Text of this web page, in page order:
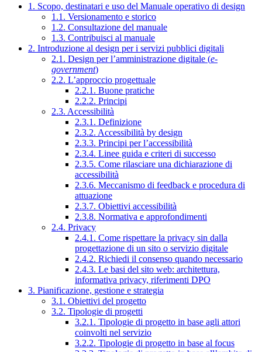
1. Scopo, destinatari e uso del Manuale operativo di design
1.1. Versionamento e storico
1.2. Consultazione del manuale
1.3. Contribuisci al manuale
2. Introduzione al design per i servizi pubblici digitali
2.1. Design per l’amministrazione digitale (e-
government)
2.2. L’approccio progettuale
2.2.1. Buone pratiche
2.2.2. Principi
2.3. Accessibilità
2.3.1. Definizione
2.3.2. Accessibilità by design
2.3.3. Principi per l’accessibilità
2.3.4. Linee guida e criteri di successo
2.3.5. Come rilasciare una dichiarazione di
accessibilità
2.3.6. Meccanismo di feedback e procedura di
attuazione
2.3.7. Obiettivi accessibilità
2.3.8. Normativa e approfondimenti
2.4. Privacy
2.4.1. Come rispettare la privacy sin dalla
progettazione di un sito o servizio digitale
2.4.2. Richiedi il consenso quando necessario
2.4.3. Le basi del sito web: architettura,
informativa privacy, riferimenti DPO
3. Pianificazione, gestione e strategia
3.1. Obiettivi del progetto
3.2. Tipologie di progetti
3.2.1. Tipologie di progetto in base agli attori
coinvolti nel servizio
3.2.2. Tipologie di progetto in base al focus